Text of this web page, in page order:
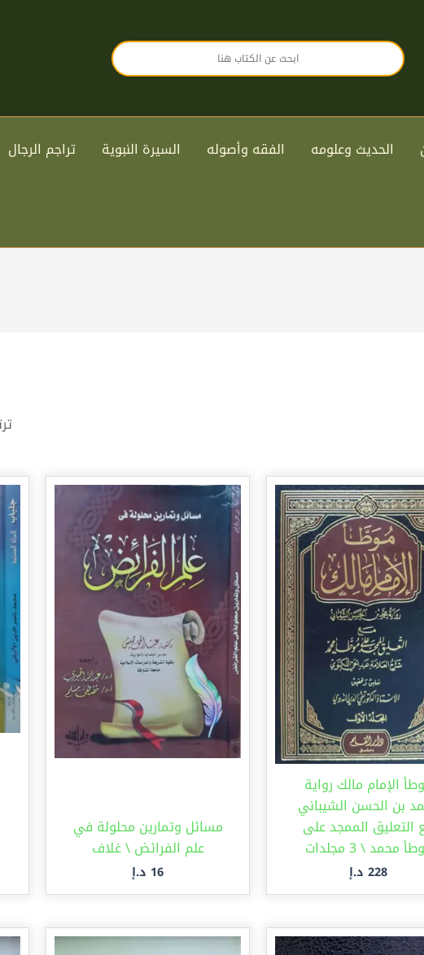
الحديث وعلومه الفقه وأصوله السيرة النبوية تراجم الرجال
الإمام مالك رواية
بن الحسن الشيباني
التعليق الممجد على
محمد \ 3 مجلدات
228 د.إ
مسائل وتمارين محلولة في
علم الفرائض \ غلاف
16 د.إ